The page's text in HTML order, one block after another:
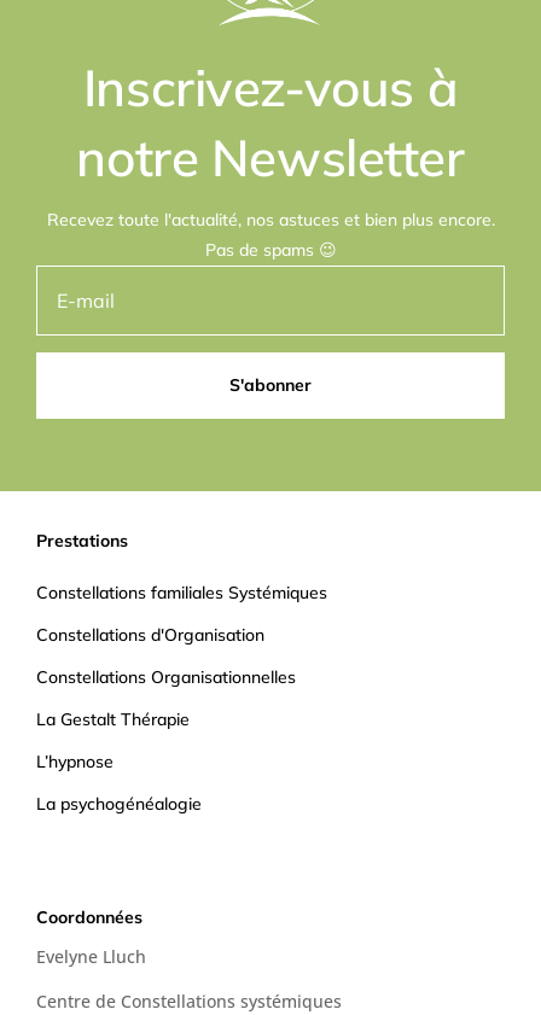
Inscrivez-vous à
notre Newsletter
Recevez toute l'actualité, nos astuces et bien plus encore.
Pas de spams 😉
S'abonner
Prestations
Constellations familiales Systémiques
Constellations d'Organisation
Constellations Organisationnelles
La Gestalt Thérapie
L’hypnose
La psychogénéalogie
Coordonnées
Evelyne Lluch
Centre de Constellations systémiques